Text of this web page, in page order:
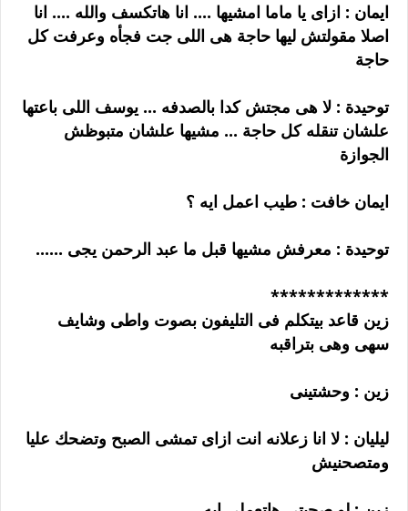
ايمان : ازاى يا ماما امشيها .... انا هاتكسف والله .... انا
اصلا مقولتش ليها حاجة هى اللى جت فجأه وعرفت كل
حاجة
توحيدة : لا هى مجتش كدا بالصدفه ... يوسف اللى باعتها
علشان تنقله كل حاجة ... مشيها علشان متبوظش
الجوازة
ايمان خافت : طيب اعمل ايه ؟
توحيدة : معرفش مشيها قبل ما عبد الرحمن يجى ......
*************
زين قاعد بيتكلم فى التليفون بصوت واطى وشايف
سهى وهى بتراقبه
زين : وحشتينى
ليليان : لا انا زعلانه انت ازاى تمشى الصبح وتضحك عليا
ومتصحنيش